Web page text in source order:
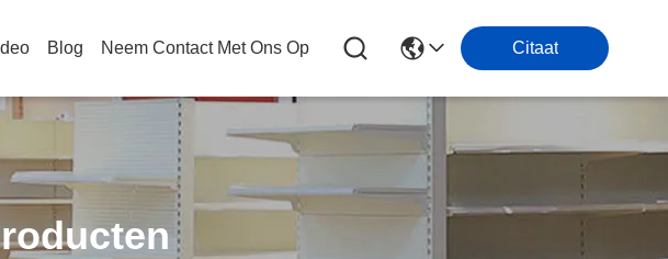
Blog Neem Contact Met Ons Op Citaat